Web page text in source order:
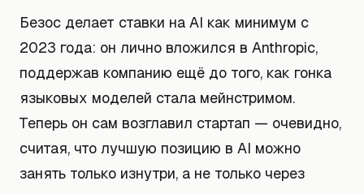
Безос делает ставки на AI как минимум с
2023 года: он лично вложился в Anthropic,
поддержав компанию ещё до того, как гонка
языковых моделей стала мейнстримом.
Теперь он сам возглавил стартап — очевидно,
считая, что лучшую позицию в AI можно
занять только изнутри, а не только через